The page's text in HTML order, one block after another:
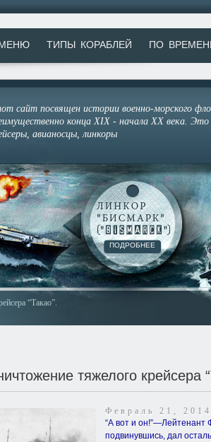
ТИПЫ КОРАБЛЕЙ ПО
сайт посвящен истории военно-морского
конца XIX - начала XX века.
авианосцы, линкоры
ПОДРОБНЕЕ
“Такао”.
тяжелого крейсера
Февраль 21, 2014
“А вот и он!”—Лейтенант
подвинувшись, дал